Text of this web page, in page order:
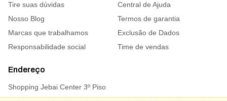
Tire suas dúvidas
Central de Ajuda
Nosso Blog
Termos de garantia
Marcas que trabalhamos
Exclusão de Dados
Responsabilidade social
Time de vendas
Endereço
Shopping Jebai Center 3º Piso